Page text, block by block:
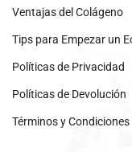
Ventajas del Colágeno
Tips para Empezar un
Políticas de Privacidad
Políticas de Devolución
Términos y Condiciones